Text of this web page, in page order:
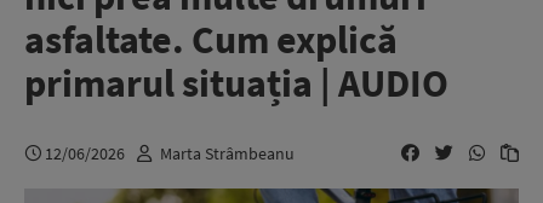
asfaltate. Cum explică
primarul situația | AUDIO
12/06/2026 Marta Strâmbeanu